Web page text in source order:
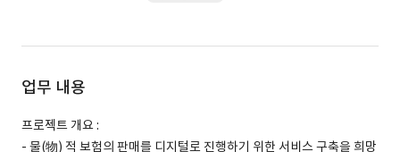
업무 내용
프로젝트 개요 :
- 물(物) 적 보험의 판매를 디지털로 진행하기 위한 서비스 구축을 희망